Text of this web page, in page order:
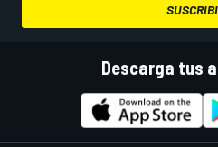
Descarga tus